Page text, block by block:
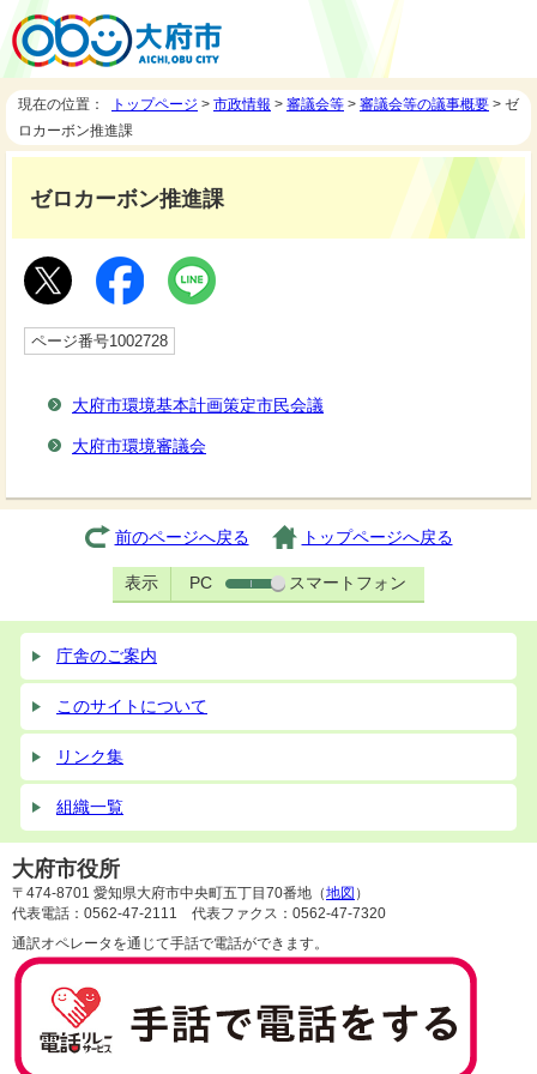
現在の位置： トップページ > 市政情報 > 審議会等 > 審議会等の議事概要 > ゼ
ロカーボン推進課
ゼロカーボン推進課
ページ番号1002728
大府市環境基本計画策定市民会議
大府市環境審議会
前のページへ戻る トップページへ戻る
表示 PC スマートフォン
庁舎のご案内
このサイトについて
リンク集
組織一覧
大府市役所
〒474-8701 愛知県大府市中央町五丁目70番地（地図 ）
代表電話：0562-47-2111 代表ファクス：0562-47-7320
通訳オペレータを通じて手話で電話ができます。